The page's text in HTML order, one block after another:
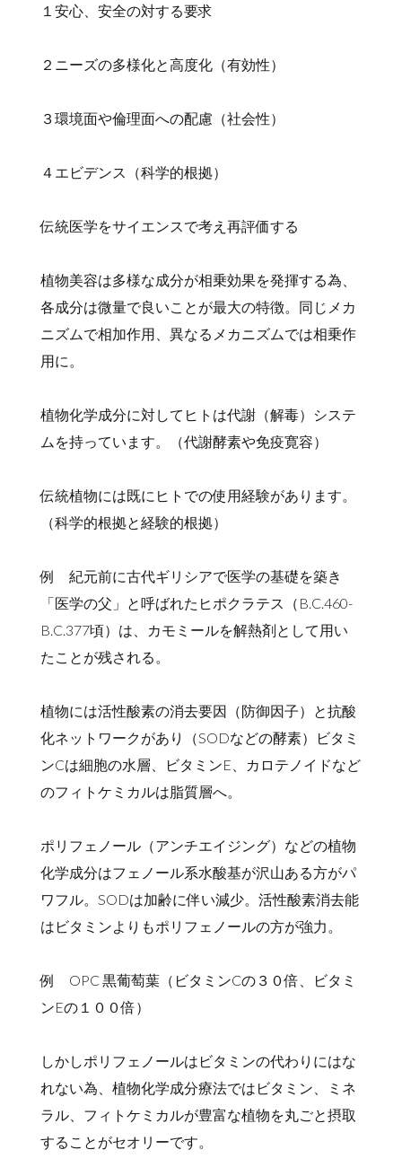
１安心、安全の対する要求
２ニーズの多様化と高度化（有効性）
３環境面や倫理面への配慮（社会性）
４エビデンス（科学的根拠）
伝統医学をサイエンスで考え再評価する
植物美容は多様な成分が相乗効果を発揮する為、
各成分は微量で良いことが最大の特徴。同じメカ
ニズムで相加作用、異なるメカニズムでは相乗作
用に。
植物化学成分に対してヒトは代謝（解毒）システ
ムを持っています。（代謝酵素や免疫寛容）
伝統植物には既にヒトでの使用経験があります。
（科学的根拠と経験的根拠）
例 紀元前に古代ギリシアで医学の基礎を築き
「医学の父」と呼ばれたヒポクラテス（B.C.460-
B.C.377頃）は、カモミールを解熱剤として用い
たことが残される。
植物には活性酸素の消去要因（防御因子）と抗酸
化ネットワークがあり（SODなどの酵素）ビタミ
ンCは細胞の水層、ビタミンE、カロテノイドなど
のフィトケミカルは脂質層へ。
ポリフェノール（アンチエイジング）などの植物
化学成分はフェノール系水酸基が沢山ある方がパ
ワフル。SODは加齢に伴い減少。活性酸素消去能
はビタミンよりもポリフェノールの方が強力。
例 OPC 黒葡萄葉（ビタミンCの３０倍、ビタミ
ンEの１００倍）
しかしポリフェノールはビタミンの代わりにはな
れない為、植物化学成分療法ではビタミン、ミネ
ラル、フィトケミカルが豊富な植物を丸ごと摂取
することがセオリーです。